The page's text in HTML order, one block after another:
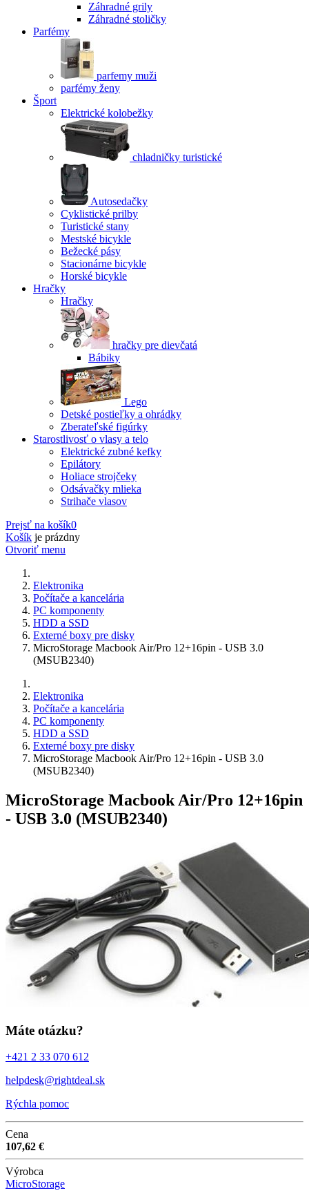
Záhradné grily
Záhradné stoličky
Parfémy
parfemy muži
parfémy ženy
Šport
Elektrické kolobežky
chladničky turistické
Autosedačky
Cyklistické prilby
Turistické stany
Mestské bicykle
Bežecké pásy
Stacionárne bicykle
Horské bicykle
Hračky
Hračky
hračky pre dievčatá
Bábiky
Lego
Detské postieľky a ohrádky
Zberateľské figúrky
Starostlivosť o vlasy a telo
Elektrické zubné kefky
Epilátory
Holiace strojčeky
Odsávačky mlieka
Strihače vlasov
Prejsť na košík0
Košík je prázdny
Otvoriť menu
Elektronika
Počítače a kancelária
PC komponenty
HDD a SSD
Externé boxy pre disky
MicroStorage Macbook Air/Pro 12+16pin - USB 3.0
(MSUB2340)
Elektronika
Počítače a kancelária
PC komponenty
HDD a SSD
Externé boxy pre disky
MicroStorage Macbook Air/Pro 12+16pin - USB 3.0
(MSUB2340)
MicroStorage Macbook Air/Pro 12+16pin
- USB 3.0 (MSUB2340)
Máte otázku?
+421 2 33 070 612
helpdesk@rightdeal.sk
Rýchla pomoc
Cena
107,62 €
Výrobca
MicroStorage